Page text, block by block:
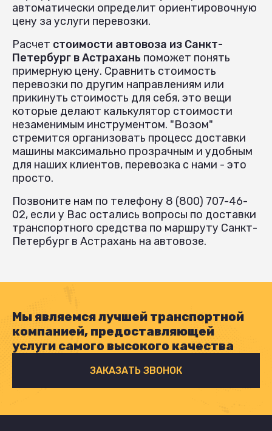
автоматически определит ориентировочную
цену за услуги перевозки.
Расчет стоимости автовоза из Санкт-
Петербург в Астрахань поможет понять
примерную цену. Сравнить стоимость
перевозки по другим направлениям или
прикинуть стоимость для себя, это вещи
которые делают калькулятор стоимости
незаменимым инструментом. "Возом"
стремится организовать процесс доставки
машины максимально прозрачным и удобным
для наших клиентов, перевозка с нами - это
просто.
Позвоните нам по телефону 8 (800) 707-46-
02, если у Вас остались вопросы по доставки
транспортного средства по маршруту Санкт-
Петербург в Астрахань на автовозе.
Мы являемся лучшей транспортной
компанией, предоставляющей
услуги самого высокого качества
ЗАКАЗАТЬ ЗВОНОК